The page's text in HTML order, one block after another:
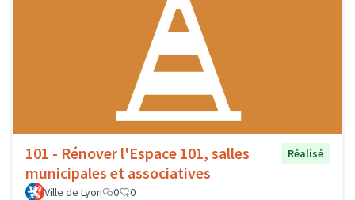
101 - Rénover l'Espace 101, salles
municipales et associatives
Réalisé
Ville de Lyon 0 0